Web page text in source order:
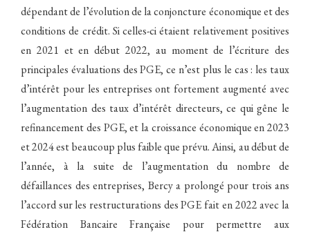
dépendant de l’évolution de la conjoncture économique et des
conditions de crédit. Si celles-ci étaient relativement positives
en 2021 et en début 2022, au moment de l’écriture des
principales évaluations des PGE, ce n’est plus le cas : les taux
d’intérêt pour les entreprises ont fortement augmenté avec
l’augmentation des taux d’intérêt directeurs, ce qui gêne le
refinancement des PGE, et la croissance économique en 2023
et 2024 est beaucoup plus faible que prévu. Ainsi, au début de
l’année, à la suite de l’augmentation du nombre de
défaillances des entreprises, Bercy a prolongé pour trois ans
l’accord sur les restructurations des PGE fait en 2022 avec la
Fédération Bancaire Française pour permettre aux